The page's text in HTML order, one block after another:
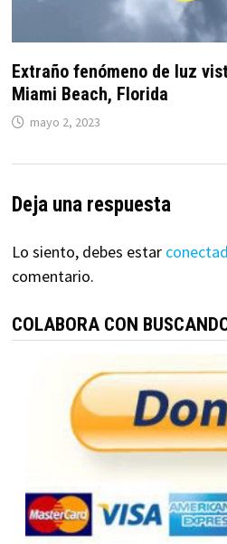
Extraño fenómeno de luz
Miami Beach, Florida
mayo 2, 2023
Deja una respuesta
Lo siento, debes estar
comentario.
COLABORA CON